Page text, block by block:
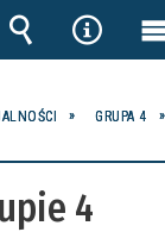
GRUPA 4
4